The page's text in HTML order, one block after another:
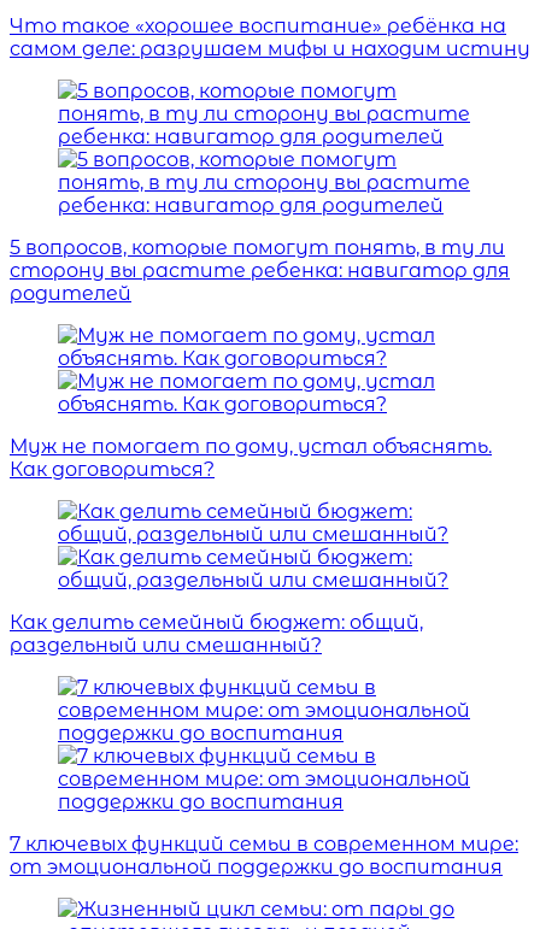
Что такое «хорошее воспитание» ребёнка на
самом деле: разрушаем мифы и находим истину
5 вопросов, которые помогут понять, в ту ли
сторону вы растите ребенка: навигатор для
родителей
Муж не помогает по дому, устал объяснять.
Как договориться?
Как делить семейный бюджет: общий,
раздельный или смешанный?
7 ключевых функций семьи в современном мире:
от эмоциональной поддержки до воспитания